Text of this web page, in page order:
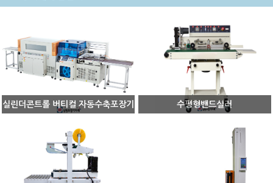
실린더콘트롤 버티컬 자동수축포장기 수평형밴드실러